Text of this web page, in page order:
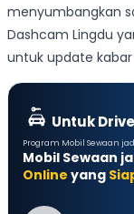
menyumbangkan
Dashcam Lingdu
untuk update
Untuk
Program Mobil Sewaan
Mobil Sewaan
Online yang